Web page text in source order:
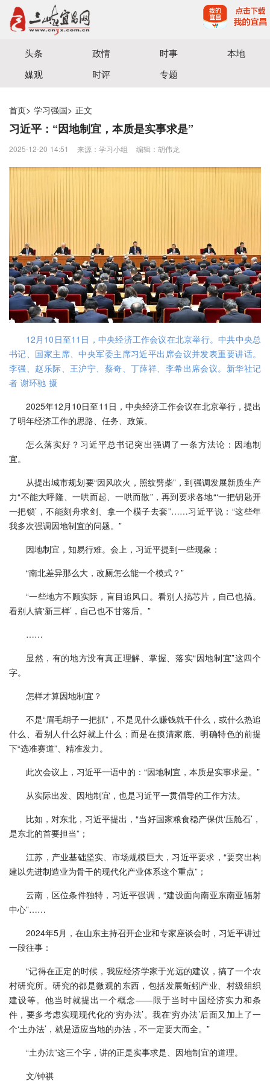
宜昌三峡融媒体中心主办
头条 政情 时事
本地
媒观
时评 专题
首页> 学习强国> 正文
习近平：“因地制宜，本质是实事求是”
2025-12-20 14:51 来源：学习小组 编辑：胡伟龙
12月10日至11日，中央经济工作会议在北京举行。中共中央总
书记、国家主席、中央军委主席习近平出席会议并发表重要讲话。
李强、赵乐际、王沪宁、蔡奇、丁薛祥、李希出席会议。新华社记
者 谢环驰 摄
2025年12月10日至11日，中央经济工作会议在北京举行，提出
了明年经济工作的思路、任务、政策。
怎么落实好？习近平总书记突出强调了一条方法论：因地制
宜。
从提出城市规划要“因风吹火，照纹劈柴”，到强调发展新质生产
力“不能大呼隆、一哄而起、一哄而散”，再到要求各地“‘一把钥匙开
一把锁’，不能刻舟求剑、拿一个模子去套”……习近平说：“这些年
我多次强调因地制宜的问题。”
因地制宜，知易行难。会上，习近平提到一些现象：
“南北差异那么大，改厕怎么能一个模式？”
“一些地方不顾实际，盲目追风口。看别人搞芯片，自己也搞。
看别人搞‘新三样’，自己也不甘落后。”
……
显然，有的地方没有真正理解、掌握、落实“因地制宜”这四个
字。
怎样才算因地制宜？
不是“眉毛胡子一把抓”，不是见什么赚钱就干什么，或什么热追
什么、看别人什么好就上什么；而是在摸清家底、明确特色的前提
下“选准赛道”、精准发力。
此次会议上，习近平一语中的：“因地制宜，本质是实事求是。”
从实际出发、因地制宜，也是习近平一贯倡导的工作方法。
比如，对东北，习近平提出，“当好国家粮食稳产保供‘压舱石’，
是东北的首要担当”；
江苏，产业基础坚实、市场规模巨大，习近平要求，“要突出构
建以先进制造业为骨干的现代化产业体系这个重点”；
云南，区位条件独特，习近平强调，“建设面向南亚东南亚辐射
中心”……
2024年5月，在山东主持召开企业和专家座谈会时，习近平讲过
一段往事：
“记得在正定的时候，我应经济学家于光远的建议，搞了一个农
村研究所。研究的都是微观的东西，包括发展蚯蚓产业、村级组织
建设等。他当时就提出一个概念——限于当时中国经济实力和条
件，要多考虑实现现代化的‘穷办法’。我在‘穷办法’后面又加上了一
个‘土办法’，就是适应当地的办法，不一定要大而全。”
“土办法”这三个字，讲的正是实事求是、因地制宜的道理。
文/钟祺